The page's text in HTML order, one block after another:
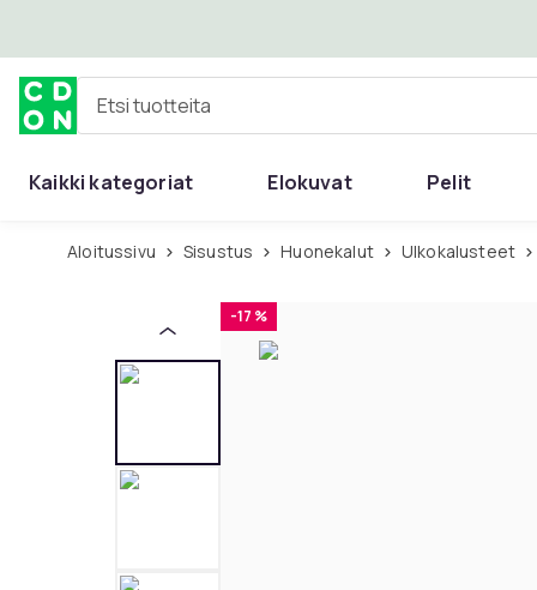
Etsi tuotteita
Kaikki kategoriat Elokuvat Pelit
Aloitussivu Sisustus Huonekalut Ulkokalusteet
-17 %